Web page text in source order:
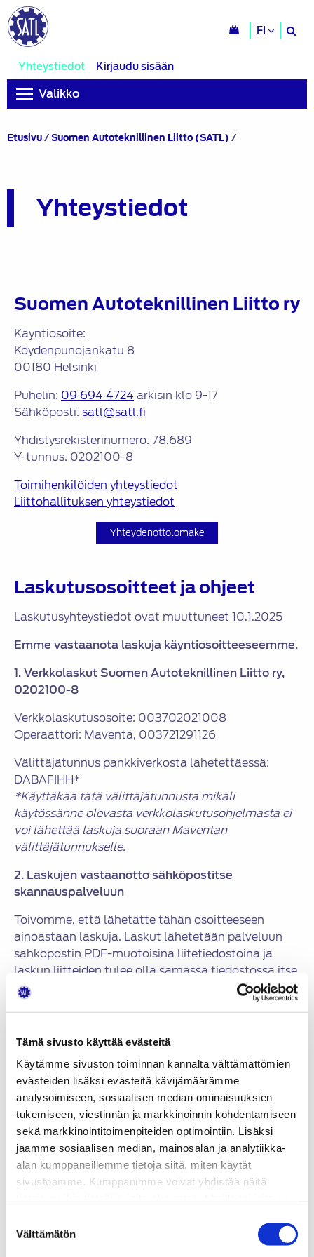
Tämä sivusto käyttää evästeitä
Käytämme sivuston toiminnan kannalta välttämättömien
evästeiden lisäksi evästeitä kävijämäärämme
analysoimiseen, sosiaalisen median ominaisuuksien
tukemiseen, viestinnän ja markkinoinnin kohdentamiseen
sekä markkinointitoimenpiteiden optimointiin. Lisäksi
jaamme sosiaalisen median, mainosalan ja analytiikka-
alan kumppaneillemme tietoja siitä, miten käytät
sivustoamme. Kumppanimme voivat yhdistää näitä
valinta
Välttämätön
FI
Yhteystiedot
Kirjaudu sisään
Valikko
Etusivu/Suomen Autoteknillinen Liitto (SATL) /Yhteystiedot
Yhteystiedot
Suomen Autoteknillinen Liitto ry
Käyntiosoite:
Köydenpunojankatu 8
00180 Helsinki
Puhelin: 09 694 4724arkisin klo 9-17
Sähköposti: satl@satl.fi
Yhdistysrekisterinumero: 78.689
Y-tunnus: 0202100-8
Toimihenkilöiden yhteystiedot
Liittohallituksen yhteystiedot
Yhteydenottolomake
Laskutusosoitteet ja ohjeet
Laskutusyhteystiedot ovat muuttuneet 10.1.2025
Emme vastaanota laskuja käyntiosoitteeseemme.
1. Verkkolaskut Suomen Autoteknillinen Liitto ry,
0202100-8
Verkkolaskutusosoite: 003702021008
Operaattori: Maventa, 003721291126
Välittäjätunnus pankkiverkosta lähetettäessä:
DABAFIHH*
*Käyttäkää tätä välittäjätunnusta mikäli
käytössänne olevasta verkkolaskutusohjelmasta ei
voi lähettää laskuja suoraan Maventan
välittäjätunnukselle.
2. Laskujen vastaanotto sähköpostitse
skannauspalveluun
Toivomme, että lähetätte tähän osoitteeseen
ainoastaan laskuja. Laskut lähetetään palveluun
sähköpostin PDF-muotoisina liitetiedostoina ja
laskun liitteiden tulee olla samassa tiedostossa itse
laskun kanssa.
Sähköpostilaskun osoite:
• Voit lähettää useita laskuja yhdessä
sähköpostiviestissä, kunhan jokainen lasku on
erillisenä liitetiedostona. Kaikilla tiedostoilla tulee
olla eri nimi.
• Yhden sähköpostin maksimikoko on 5Mb.
• PDF-tiedostojen tulee olla aitoja PDF-
dokumentteja (PDF- versio 1.3 tai uudempi).
• PDF-tiedostot eivät saa olla lukittuja tai
x 297 mm.
• Liitteen nimen sallitut merkit ovat tavallisia